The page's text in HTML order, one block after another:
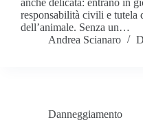
anche delicata: entrano in
responsabilità civili e tutela
dell’animale. Senza un…
Andrea Scianaro
Danneggiamento